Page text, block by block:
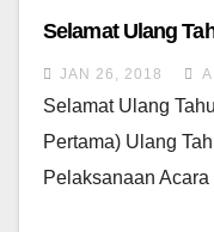
Selamat Ulang
JAN 26, 2018
Selamat Ulang
Pertama) Ulang
Pelaksanaan Acara